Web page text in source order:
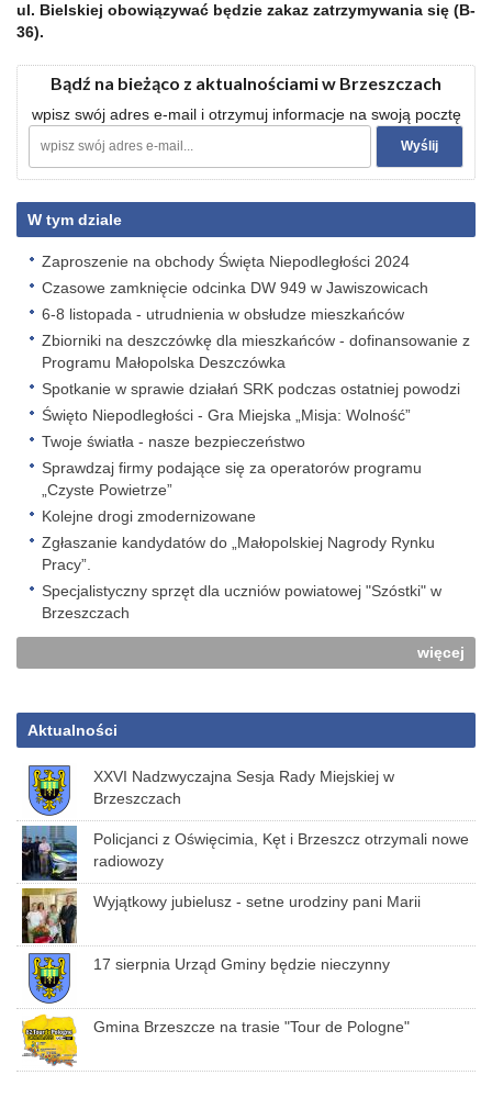
ul. Bielskiej obowiązywać będzie zakaz zatrzymywania się (B-
36).
Bądź na bieżąco z aktualnościami w Brzeszczach
wpisz swój adres e-mail i otrzymuj informacje na swoją pocztę
W tym dziale
Zaproszenie na obchody Święta Niepodległości 2024
Czasowe zamknięcie odcinka DW 949 w Jawiszowicach
6-8 listopada - utrudnienia w obsłudze mieszkańców
Zbiorniki na deszczówkę dla mieszkańców - dofinansowanie z
Programu Małopolska Deszczówka
Spotkanie w sprawie działań SRK podczas ostatniej powodzi
Święto Niepodległości - Gra Miejska „Misja: Wolność”
Twoje światła - nasze bezpieczeństwo
Sprawdzaj firmy podające się za operatorów programu
„Czyste Powietrze”
Kolejne drogi zmodernizowane
Zgłaszanie kandydatów do „Małopolskiej Nagrody Rynku
Pracy”.
Specjalistyczny sprzęt dla uczniów powiatowej "Szóstki" w
Brzeszczach
więcej
Aktualności
XXVI Nadzwyczajna Sesja Rady Miejskiej w
Brzeszczach
Policjanci z Oświęcimia, Kęt i Brzeszcz otrzymali nowe
radiowozy
Wyjątkowy jubielusz - setne urodziny pani Marii
17 sierpnia Urząd Gminy będzie nieczynny
Gmina Brzeszcze na trasie "Tour de Pologne"